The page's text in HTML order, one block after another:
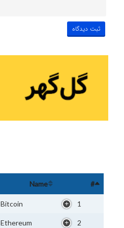
#
Name
1
Bitcoin
2
Ethereum